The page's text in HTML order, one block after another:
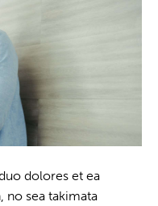
dolores et ea
no sea takimata